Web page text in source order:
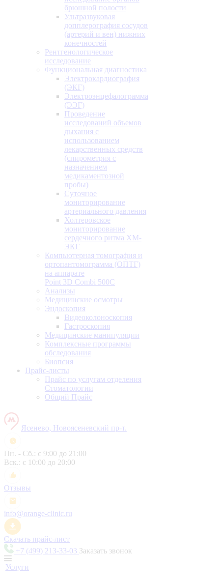
брюшной полости
Ультразвуковая
допплерография сосудов
(артерий и вен) нижних
конечностей
Рентгенологическое
исследование
Функциональная диагностика
Электрокардиография
(ЭКГ)
Электроэнцефалограмма
(ЭЭГ)
Проведение
исследований объемов
дыхания с
использованием
лекарственных средств
(спирометрия с
назначением
медикаментозной
пробы)
Суточное
мониторирование
артериального давления
Холтеровское
мониторирование
сердечного ритма ХМ-
ЭКГ
Компьютерная томография и
ортопантомограмма (ОПТГ)
на аппарате
Point 3D Combi 500C
Анализы
Медицинские осмотры
Эндоскопия
Видеоколоноскопия
Гастроскопия
Медицинские манипуляции
Комплексные программы
обследования
Биопсия
Прайс-листы
Прайс по услугам отделения
Стоматологии
Общий Прайс
Ясенево, Новоясеневский пр-т.
Пн. - Сб.: с 9:00 до 21:00
Вск.: с 10:00 до 20:00
Отзывы
info@orange-clinic.ru
Скачать прайс-лист
+7 (499) 213-33-03 Заказать звонок
Услуги